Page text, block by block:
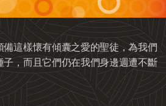
這樣懷有傾囊之愛的聖徒，為我們
，而且它們仍在我們身邊週遭不斷